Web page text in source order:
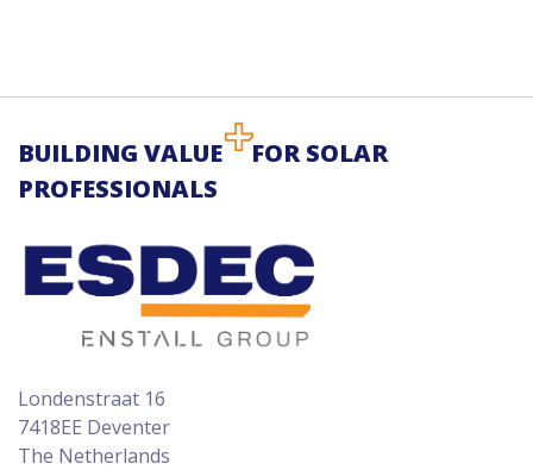
BUILDING VALUE
FOR SOLAR
PROFESSIONALS
Londenstraat 16
7418EE Deventer
The Netherlands